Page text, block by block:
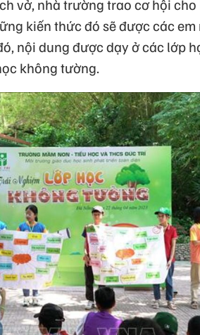
vở, nhà trường trao cơ hội
kiến thức đó sẽ được các
nội dung được dạy ở các lớp
không tường.